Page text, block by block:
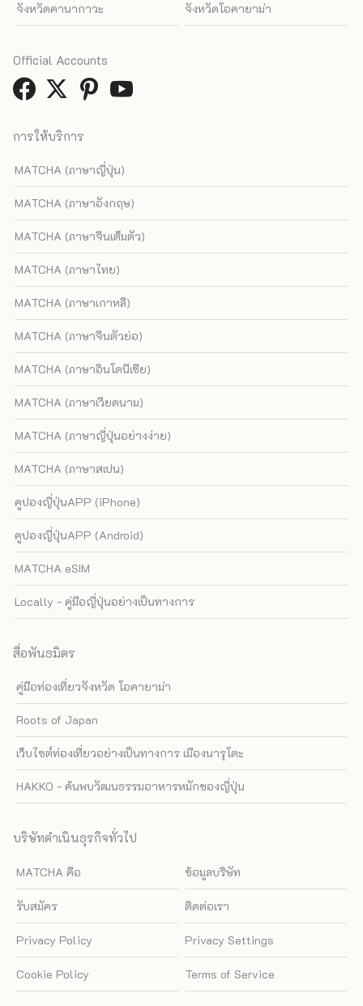
จังหวัดคานากาวะ จังหวัดโอคายาม่า
การให้บริการ
MATCHA (ภาษาญี่ปุ่น)
MATCHA (ภาษาอังกฤษ)
MATCHA (ภาษาจีนเต็มตัว)
MATCHA (ภาษาไทย)
MATCHA (ภาษาเกาหลี)
MATCHA (ภาษาจีนตัวย่อ)
MATCHA (ภาษาอินโดนีเซีย)
MATCHA (ภาษาเวียดนาม)
MATCHA (ภาษาญี่ปุ่นอย่างง่าย)
MATCHA (ภาษาสเปน)
คูปองญี่ปุ่นAPP (iPhone)
คูปองญี่ปุ่นAPP (Android)
MATCHA eSIM
Locally - คู่มือญี่ปุ่นอย่างเป็นทางการ
สื่อพันธมิตร
คู่มือท่องเที่ยวจังหวัด โอคายาม่า
Roots of Japan
เว็บไซต์ท่องเที่ยวอย่างเป็นทางการ เมืองนารุโตะ
HAKKO - ค้นพบวัฒนธรรมอาหารหมักของญี่ปุ่น
บริษัทดำเนินธุรกิจทั่วไป
MATCHA คือ ข้อมูลบริษัท
รับสมัคร ติดต่อเรา
Privacy Policy Privacy Settings
Cookie Policy Terms of Service
Official Accounts